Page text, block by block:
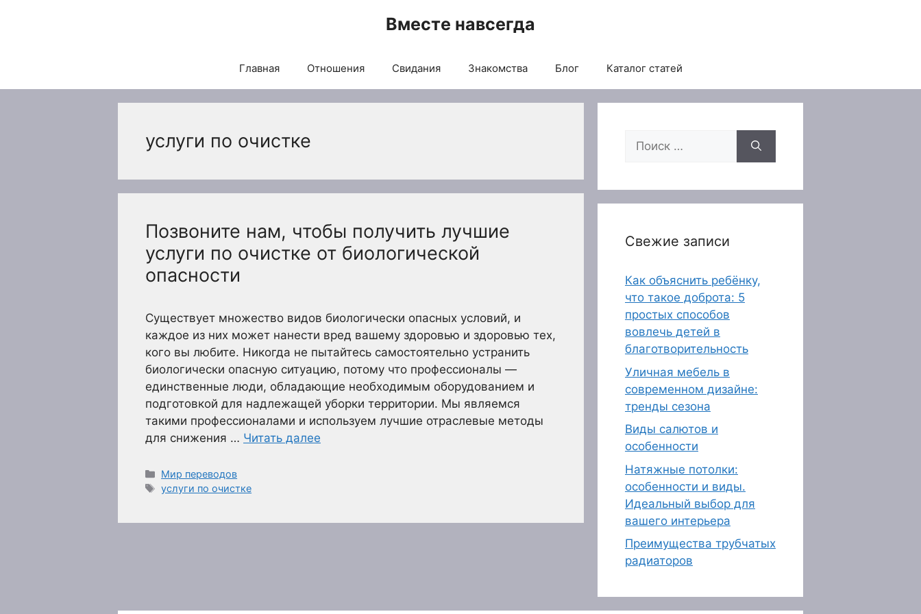
Вместе навсегда
Главная Отношения Свидания Знакомства Блог Каталог статей
услуги по очистке
Позвоните нам, чтобы получить лучшие
услуги по очистке от биологической
опасности
Существует множество видов биологически опасных условий, и
каждое из них может нанести вред вашему здоровью и здоровью тех,
кого вы любите. Никогда не пытайтесь самостоятельно устранить
биологически опасную ситуацию, потому что профессионалы —
единственные люди, обладающие необходимым оборудованием и
подготовкой для надлежащей уборки территории. Мы являемся
такими профессионалами и используем лучшие отраслевые методы
для снижения … Читать далее
Рубрики
Мир переводов
Метки
услуги по очистке
Поиск:
Свежие записи
Как объяснить ребёнку,
что такое доброта: 5
простых способов
вовлечь детей в
благотворительность
Уличная мебель в
современном дизайне:
тренды сезона
Виды салютов и
особенности
Натяжные потолки:
особенности и виды.
Идеальный выбор для
вашего интерьера
Преимущества трубчатых
радиаторов